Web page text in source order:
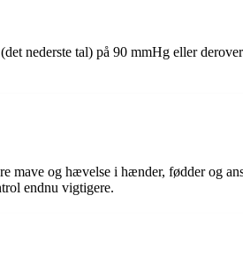
nederste tal) på 90 mmHg eller
mave og hævelse i hænder, fødder og
endnu vigtigere.